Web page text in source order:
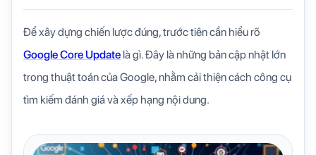
Để xây dựng chiến lược đúng, trước tiên cần hiểu rõ
Google Core Update là gì. Đây là những bản cập nhật lớn
trong thuật toán của Google, nhằm cải thiện cách công cụ
tìm kiếm đánh giá và xếp hạng nội dung.